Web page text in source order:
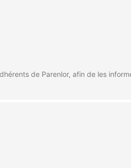
de Parenlor, afin de les